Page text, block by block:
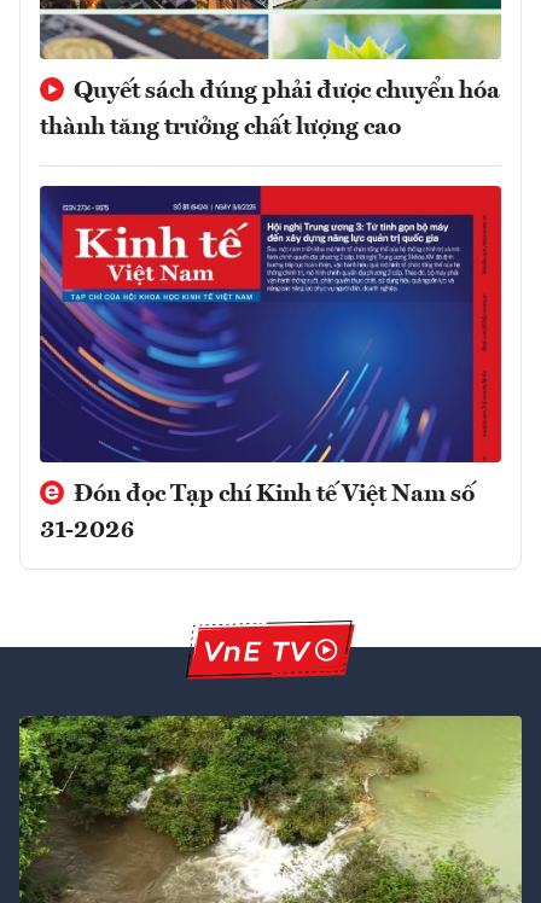
Quyết sách đúng phải được chuyển hóa
thành tăng trưởng chất lượng cao
Đón đọc Tạp chí Kinh tế Việt Nam số
31-2026